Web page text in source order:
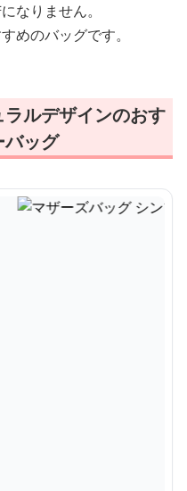
なりません。
めのバッグです。
ルデザインのおす
バッグ